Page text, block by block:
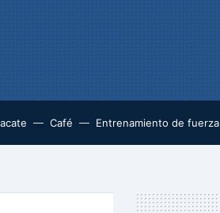
Café Entrenamiento de fuerza